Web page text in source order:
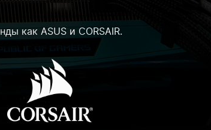
как ASUS и CORSAIR.